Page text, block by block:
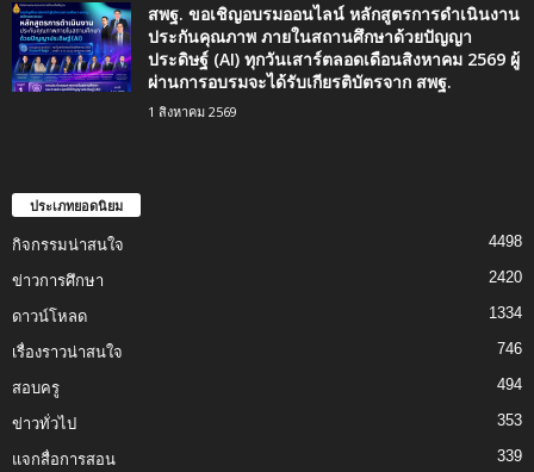
สพฐ. ขอเชิญอบรมออนไลน์ หลักสูตรการดำเนินงาน
ประกันคุณภาพ ภายในสถานศึกษาด้วยปัญญา
ประดิษฐ์ (AI) ทุกวันเสาร์ตลอดเดือนสิงหาคม 2569 ผู้
ผ่านการอบรมจะได้รับเกียรติบัตรจาก สพฐ.
1 สิงหาคม 2569
ประเภทยอดนิยม
กิจกรรมน่าสนใจ 4498
ข่าวการศึกษา 2420
ดาวน์โหลด 1334
เรื่องราวน่าสนใจ 746
สอบครู 494
ข่าวทั่วไป 353
แจกสื่อการสอน 339